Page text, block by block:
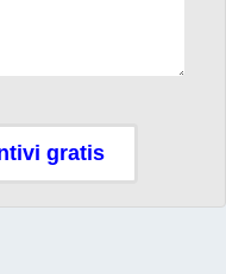
gratis